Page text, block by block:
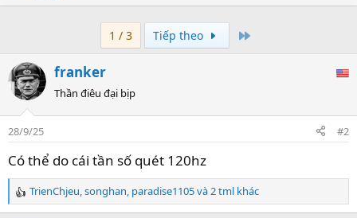
e
1 / 3 Tiếp theo
franker
Thần điêu đại bịp
28/9/25 #2
Có thể do cái tần số quét 120hz
R
e
TrienChjeu songhan paradise1105và 2 tml khác